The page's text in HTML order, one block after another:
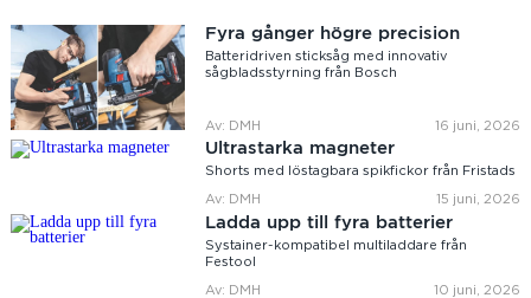
Fyra gånger högre precision
Batteridriven sticksåg med innovativ
sågbladsstyrning från Bosch
Av: DMH 16 juni, 2026
Ultrastarka magneter
Shorts med löstagbara spikfickor från Fristads
Av: DMH 15 juni, 2026
Ladda upp till fyra batterier
Systainer-kompatibel multiladdare från
Festool
Av: DMH 10 juni, 2026